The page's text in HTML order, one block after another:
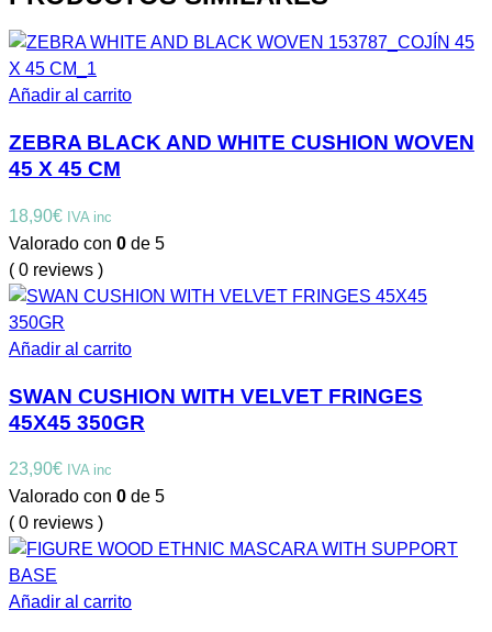
Añadir al carrito
ZEBRA BLACK AND WHITE CUSHION WOVEN
45 X 45 CM
18,90€ IVA inc
Valorado con 0 de 5
( 0 reviews )
Añadir al carrito
SWAN CUSHION WITH VELVET FRINGES
45X45 350GR
23,90€ IVA inc
Valorado con 0 de 5
( 0 reviews )
Añadir al carrito